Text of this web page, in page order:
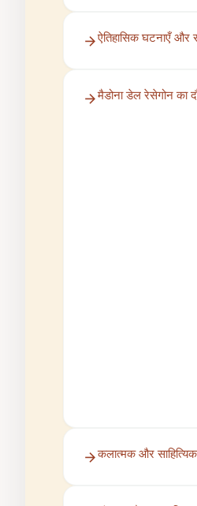
ऐतिहासिक घटनाएँ और
मैडोना डेल रेसेगोन का
कलात्मक और